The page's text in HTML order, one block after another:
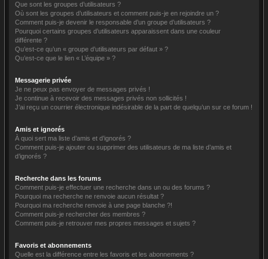
Que sont les groupes d’utilisateurs ?
Où sont les groupes d’utilisateurs et comment puis-je en rejoindre un ?
Comment puis-je devenir le responsable d’un groupe d’utilisateurs ?
Pourquoi certains groupes d’utilisateurs apparaissent dans une couleur
différente ?
Qu’est-ce qu’un « groupe d’utilisateurs par défaut » ?
Qu’est-ce que le lien « L’équipe » ?
Messagerie privée
Je ne peux pas envoyer de messages privés !
Je continue à recevoir des messages privés non sollicités !
J’ai reçu un courrier électronique indésirable de la part de quelqu’un sur ce forum !
Amis et ignorés
À quoi sert ma liste d’amis et d’ignorés ?
Comment puis-je ajouter ou supprimer des utilisateurs de ma liste d’amis et
d’ignorés ?
Recherche dans les forums
Comment puis-je effectuer une recherche dans un ou des forums ?
Pourquoi ma recherche ne renvoie aucun résultat ?
Pourquoi ma recherche renvoie à une page blanche ?!
Comment puis-je rechercher des membres ?
Comment puis-je retrouver mes propres messages et sujets ?
Favoris et abonnements
Quelle est la différence entre les favoris et les abonnements ?